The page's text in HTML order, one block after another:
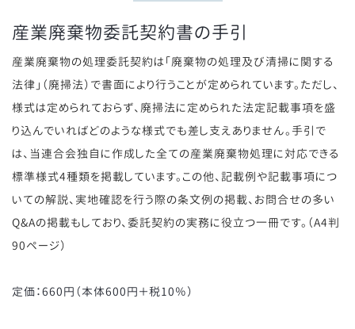
産業廃棄物委託契約書の手引
産業廃棄物の処理委託契約は「廃棄物の処理及び清掃に関する
法律」（廃掃法）で書面により行うことが定められています。ただし、
様式は定められておらず、廃掃法に定められた法定記載事項を盛
り込んでいればどのような様式でも差し支えありません。手引で
は、当連合会独自に作成した全ての産業廃棄物処理に対応できる
標準様式4種類を掲載しています。この他、記載例や記載事項につ
いての解説、実地確認を行う際の条文例の掲載、お問合せの多い
Q&Aの掲載もしており、委託契約の実務に役立つ一冊です。（A4判
90ページ）
定価：660円（本体600円＋税10％）